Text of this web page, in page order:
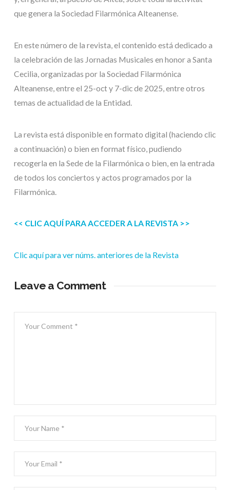
que genera la Sociedad Filarmónica Alteanense.
En este número de la revista, el contenido está dedicado a
la celebración de las Jornadas Musicales en honor a Santa
Cecilia, organizadas por la Sociedad Filarmónica
Alteanense, entre el 25-oct y 7-dic de 2025, entre otros
temas de actualidad de la Entidad.
La revista está disponible en formato digital (haciendo clic
a continuación) o bien en format físico, pudiendo
recogerla en la Sede de la Filarmónica o bien, en la entrada
de todos los conciertos y actos programados por la
Filarmónica.
<< CLIC AQUÍ PARA ACCEDER A LA REVISTA >>
Clic aquí para ver núms. anteriores de la Revista
Leave a Comment